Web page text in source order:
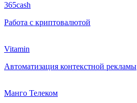
365cash
Работа с криптовалютой
Vitamin
Автоматизация контекстной рекламы
Манго Телеком